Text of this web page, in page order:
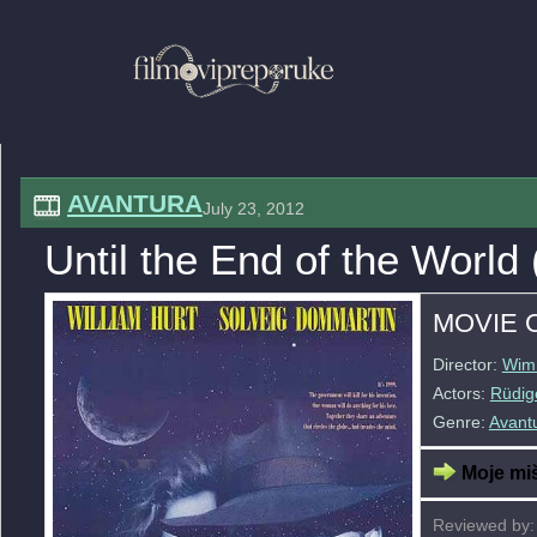
AVANTURAJuly 23, 2012
Until the End of the World
MOVIE
Director:
Actors:
Genre:
Moje
Reviewed